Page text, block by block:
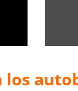
los